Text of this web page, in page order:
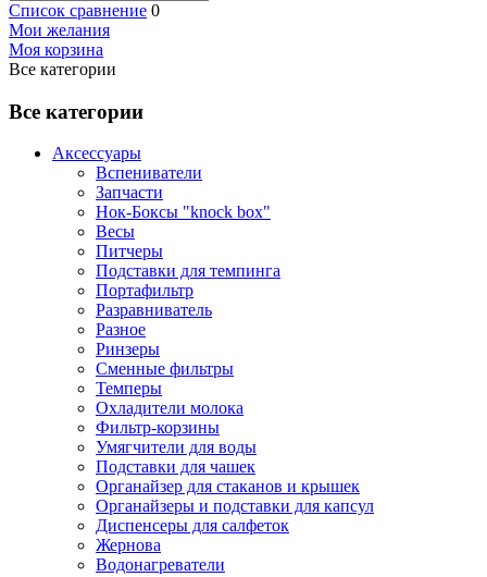
Список сравнение 0
Мои желания
Моя корзина
Все категории
Все категории
Аксессуары
Вспениватели
Запчасти
Нок-Боксы "knock box"
Весы
Питчеры
Подставки для темпинга
Портафильтр
Разравниватель
Разное
Ринзеры
Сменные фильтры
Темперы
Охладители молока
Фильтр-корзины
Умягчители для воды
Подставки для чашек
Органайзер для стаканов и крышек
Органайзеры и подставки для капсул
Диспенсеры для салфеток
Жернова
Водонагреватели